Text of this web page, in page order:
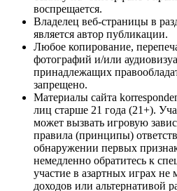
воспрещается.
Владелец веб-страницы в
является автор публикации.
Любое копирование,
фотографий и/или
принадлежащих
запрещено.
Материалы сайта
лиц старше 21 года (21+).
может вызвать игровую
правила (принципы)
обнаружении первых
немедленно обратитесь к
участие в азартных играх не
доходов или альтернативой